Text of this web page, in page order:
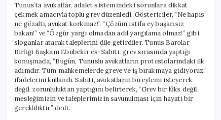
Arayışında
için
Tunus’ta avukatlar, adalet sistemindeki sorunlara dikkat
çekmek amacıyla toplu grev düzenledi. Göstericiler, “Ne hapis
ne gözaltı, avukat korkmaz!”, “Çözüm istifa ey başarısız
bakan!” ve “Özgür yargı olmadan adil yargılama olmaz!” gibi
sloganlar atarak taleplerini dile getirdiler. Tunus Barolar
Birliği Başkanı Ebubekir es-Sabiti, grev sırasında yaptığı
konuşmada, “Bugün, Tunuslu avukatların protestolarındaki ilk
adımdır. Tüm mahkemelerde greve ve iş bırakmaya gidiyoruz.”
ifadelerini kullandı. Sabiti, avukatların bu eylemi isteyerek
değil, zorunluluktan yaptığını belirterek, “Grev bir lüks değil,
mesleğimizin ve taleplerimizin savunulması için hayati bir
gerekliliktir.” dedi.